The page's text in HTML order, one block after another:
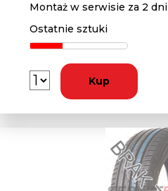
Montaż w serwisie za 2 dni
Ostatnie sztuki
Kup